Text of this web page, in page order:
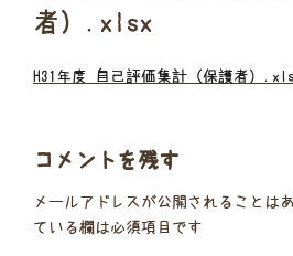
者）.xlsx
H31年度 自己評価集計（保護者）
コメントを残す
メールアドレスが公開されることは
ている欄は必須項目です